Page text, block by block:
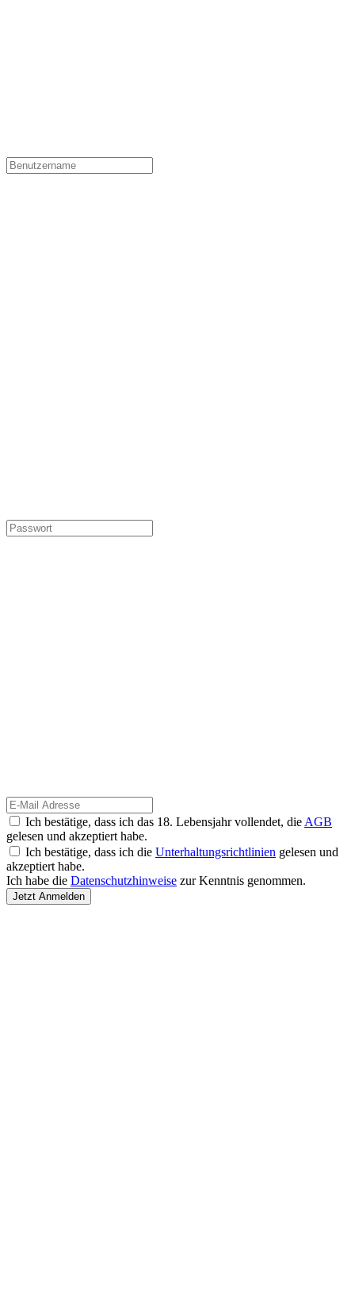
Ich bestätige, dass ich das 18. Lebensjahr vollendet, die AGB
gelesen und akzeptiert habe.
Ich bestätige, dass ich die Unterhaltungsrichtlinien gelesen und
akzeptiert habe.
Ich habe die Datenschutzhinweise zur Kenntnis genommen.
Jetzt Anmelden